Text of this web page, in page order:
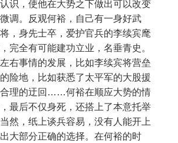
识，使他在大势之下做出可以改变
调。反观何裕，自己有一身好武
，身先士卒，爱护官兵的李续宾麾
完全有可能建功立业，名垂青史。
右事情的发展，比如李续宾将营垒
险地，比如获悉了太平军的大股援
理的迂回……何裕在顺应大势的情
最后不仅身死，还搭上了本意托举
然，纸上谈兵容易，没有人能开上
大部分正确的选择。在何裕的时